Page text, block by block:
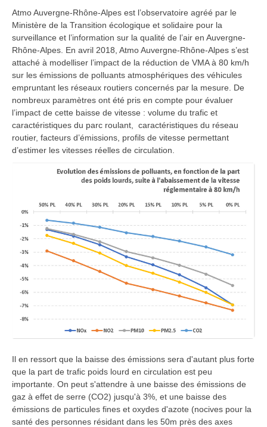
Atmo Auvergne-Rhône-Alpes est l’observatoire agréé par le
Ministère de la Transition écologique et solidaire pour la
surveillance et l’information sur la qualité de l’air en Auvergne-
Rhône-Alpes. En avril 2018, Atmo Auvergne-Rhône-Alpes s’est
attaché à modelliser l’impact de la réduction de VMA à 80 km/h
sur les émissions de polluants atmosphériques des véhicules
empruntant les réseaux routiers concernés par la mesure. De
nombreux paramètres ont été pris en compte pour évaluer
l’impact de cette baisse de vitesse : volume du trafic et
caractéristiques du parc roulant, caractéristiques du réseau
routier, facteurs d’émissions, profils de vitesse permettant
d’estimer les vitesses réelles de circulation.
Il en ressort que la baisse des émissions sera d'autant plus forte
que la part de trafic poids lourd en circulation est peu
importante. On peut s'attendre à une baisse des émissions de
gaz à effet de serre (CO2) jusqu'à 3%, et une baisse des
émissions de particules fines et oxydes d'azote (nocives pour la
santé des personnes résidant dans les 50m près des axes